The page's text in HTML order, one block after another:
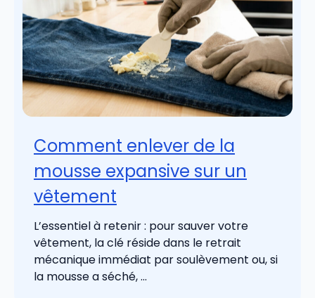
Comment enlever de la
mousse expansive sur un
vêtement
L’essentiel à retenir : pour sauver votre
vêtement, la clé réside dans le retrait
mécanique immédiat par soulèvement ou, si
la mousse a séché, ...